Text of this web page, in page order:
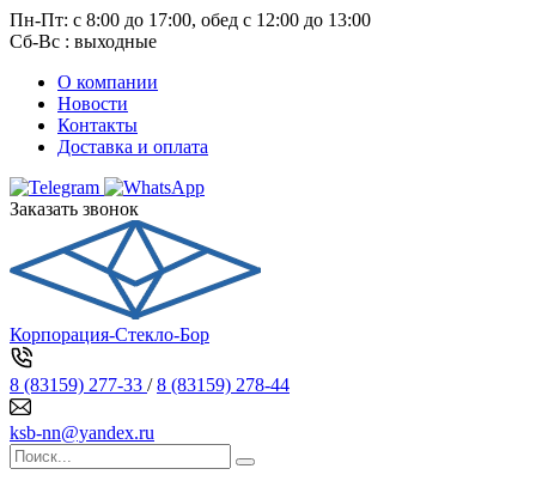
Пн-Пт: с 8:00 до 17:00, обед с 12:00 до 13:00
Сб-Вс : выходные
О компании
Новости
Контакты
Доставка и оплата
Заказать звонок
Корпорация-Стекло-Бор
8 (83159) 277-33 /8 (83159) 278-44
ksb-nn@yandex.ru